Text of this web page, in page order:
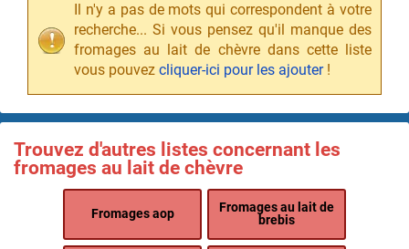
Il n'y a pas de mots qui correspondent à votre
recherche... Si vous pensez qu'il manque des
fromages au lait de chèvre dans cette liste
vous pouvez cliquer-ici pour les ajouter!
Trouvez d'autres listes concernant les
fromages au lait de chèvre
Fromages aop
Fromages au lait de
brebis